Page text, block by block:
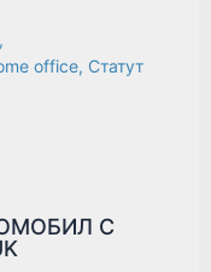
,
office, Статут
С